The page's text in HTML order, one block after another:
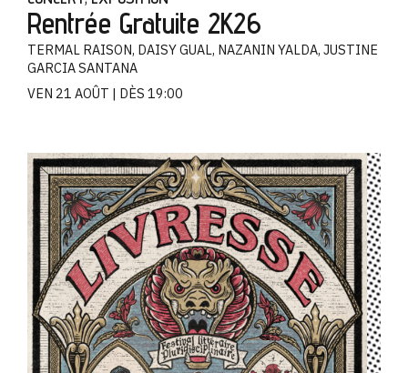
Rentrée Gratuite 2K26
TERMAL RAISON, DAISY GUAL, NAZANIN YALDA, JUSTINE
GARCIA SANTANA
VEN 21 AOÛT
DÈS 19:00